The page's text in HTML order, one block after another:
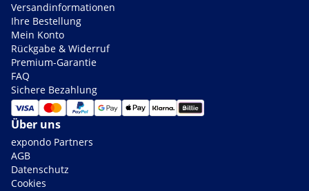
Versandinformationen
Ihre Bestellung
Mein Konto
Rückgabe & Widerruf
Premium-Garantie
FAQ
Sichere Bezahlung
Über uns
expondo Partners
AGB
Datenschutz
Cookies